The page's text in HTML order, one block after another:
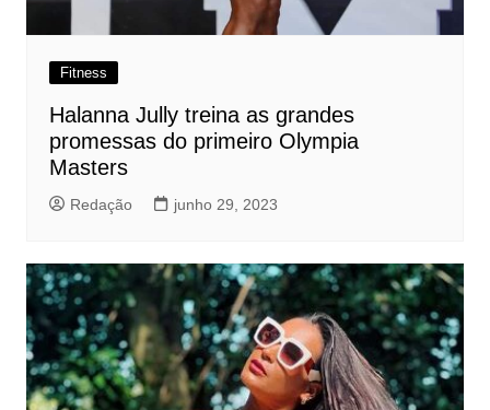
Fitness
Halanna Jully treina as grandes
promessas do primeiro Olympia
Masters
Redação junho 29, 2023